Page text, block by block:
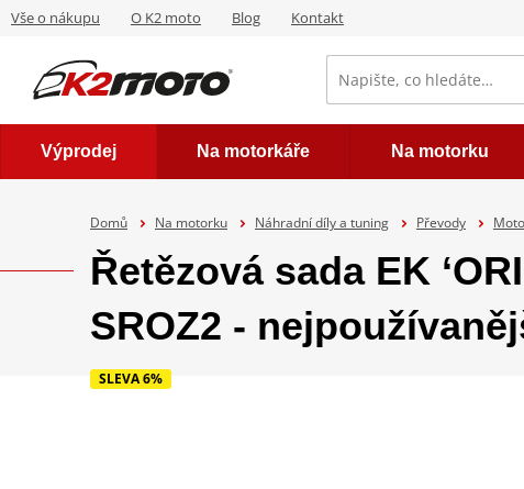
Vše o nákupu O K2 moto Blog Kontakt
Výprodej Na motorkáře Na motorku
Domů Na motorku Náhradní díly a tuning Převody
Řetězová sada EK
SROZ2 -
SLEVA 6%